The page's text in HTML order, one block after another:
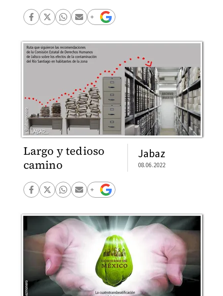
Largo y tedioso
camino
Jabaz
08.06.2022